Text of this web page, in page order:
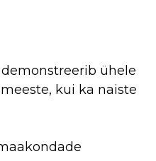
ühele
kui ka naiste